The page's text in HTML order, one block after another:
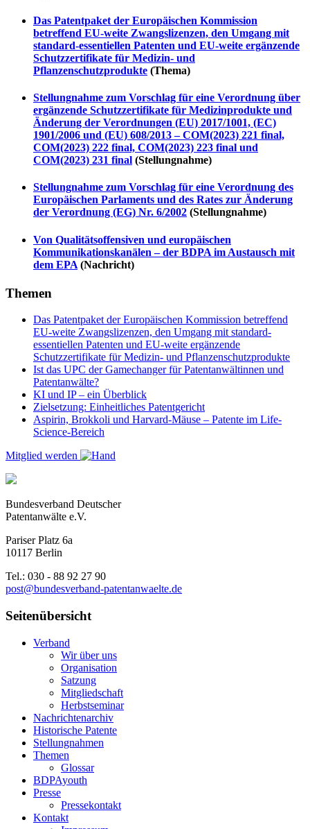
Das Patentpaket der Europäischen Kommission
betreffend EU-weite Zwangslizenzen, den Umgang mit
standard-essentiellen Patenten und EU-weite ergänzende
Schutzzertifikate für Medizin- und
Pflanzenschutzprodukte (Thema)
Stellungnahme zum Vorschlag für eine Verordnung über
ergänzende Schutzzertifikate für Medizinprodukte und
Änderung der Verordnungen (EU) 2017/1001, (EC)
1901/2006 und (EU) 608/2013 – COM(2023) 221 final,
COM(2023) 222 final, COM(2023) 223 final und
COM(2023) 231 final (Stellungnahme)
Stellungnahme zum Vorschlag für eine Verordnung des
Europäischen Parlaments und des Rates zur Änderung
der Verordnung (EG) Nr. 6/2002 (Stellungnahme)
Von Qualitätsoffensiven und europäischen
Kommunikationskanälen – der BDPA im Austausch mit
dem EPA (Nachricht)
Themen
Das Patentpaket der Europäischen Kommission betreffend
EU-weite Zwangslizenzen, den Umgang mit standard-
essentiellen Patenten und EU-weite ergänzende
Schutzzertifikate für Medizin- und Pflanzenschutzprodukte
Ist das UPC der Gamechanger für Patentanwältinnen und
Patentanwälte?
KI und IP – ein Überblick
Zielsetzung: Einheitliches Patentgericht
Aspirin, Brokkoli und Harvard-Mäuse – Patente im Life-
Science-Bereich
Mitglied werden
Bundesverband Deutscher
Patentanwälte e.V.
Pariser Platz 6a
10117 Berlin
Tel.: 030 - 88 92 27 90
post@bundesverband-patentanwaelte.de
Seitenübersicht
Verband
Wir über uns
Organisation
Satzung
Mitgliedschaft
Herbstseminar
Nachrichtenarchiv
Historische Patente
Stellungnahmen
Themen
Glossar
BDPAyouth
Presse
Pressekontakt
Kontakt